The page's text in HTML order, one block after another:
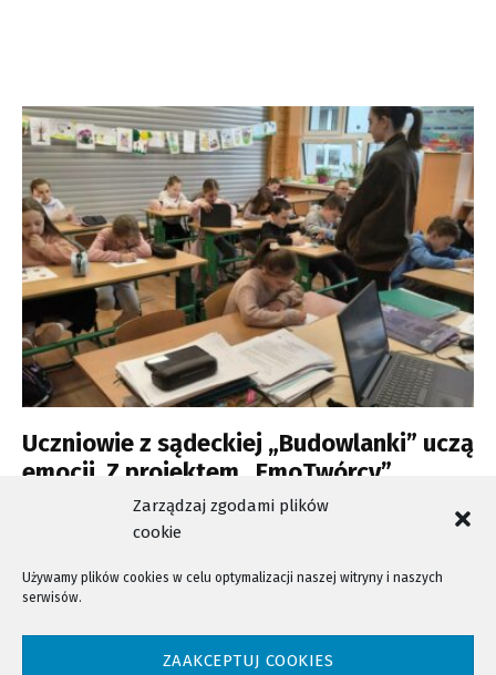
Zarządzaj zgodami plików
cookie
Używamy plików cookies w celu optymalizacji naszej witryny i naszych
serwisów.
ZAAKCEPTUJ COOKIES
Uczniowie z sądeckiej „Budowlanki” uczą
emocji. Z projektem „EmoTwórcy”
trafiają do młodszych kolegów
NTV - Nasza Telewizja Sądecka © 2023 Wszystkie prawa zastrzeżone!